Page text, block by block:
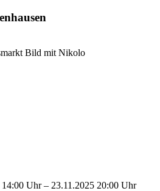
14:00 Uhr– 23.11.2025 20:00 Uhr